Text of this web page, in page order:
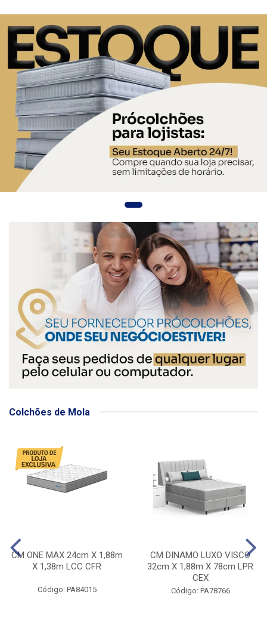
Colchões de Mola
CM ONE MAX 24cm X 1,88m
X 1,38m LCC CFR
Código: PA84015
CM DINAMO LUXO VISCO
32cm X 1,88m X 78cm LPR
CEX
Código: PA78766